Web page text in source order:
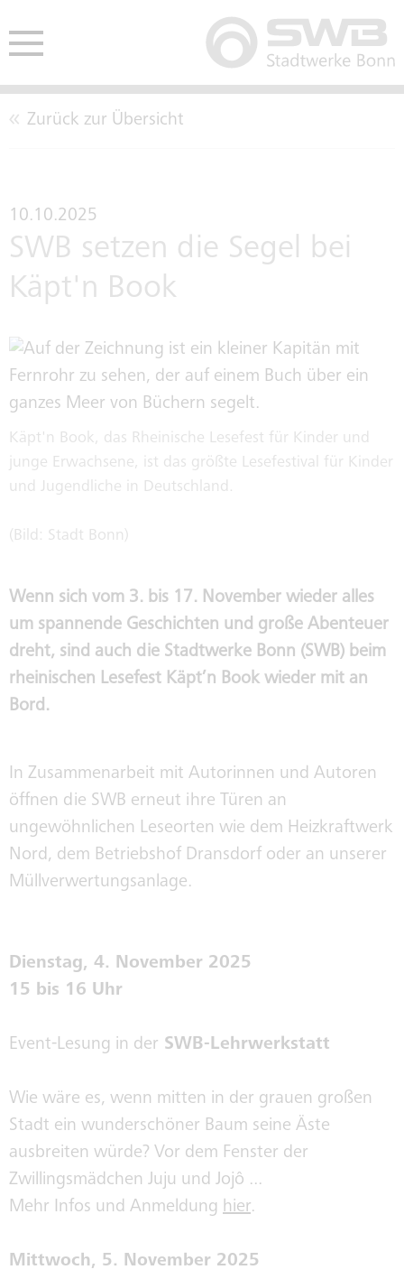
EINKAUFSBEDINGUNGEN
VERGABEGESETZ
IMMOBILIENVERKAUF /
VERMIETUNG
LEITBILD
KENNZAHLEN
AUFSICHTSRÄTE
INTERNE MELDESTELLE NACH
HINWEISGEBERSCHUTZGESETZ
SORGFALTSPFLICHTEN IN
NACHHALTIGKEITSREPORT
KLIMAWERKE
KONZERNGESELLSCHAFTEN
INTEGRITÄT
Zurück zur Übersicht
10.10.2025
SWB setzen die Segel bei
Käpt'n Book
Käpt'n Book, das Rheinische Lesefest für Kinder und
junge Erwachsene, ist das größte Lesefestival für Kinder
und Jugendliche in Deutschland.
(Bild: Stadt Bonn)
Wenn sich vom 3. bis 17. November wieder alles
um spannende Geschichten und große Abenteuer
dreht, sind auch die Stadtwerke Bonn (SWB) beim
rheinischen Lesefest Käpt’n Book wieder mit an
Bord.
In Zusammenarbeit mit Autorinnen und Autoren
öffnen die SWB erneut ihre Türen an
ungewöhnlichen Leseorten wie dem Heizkraftwerk
Nord, dem Betriebshof Dransdorf oder an unserer
Müllverwertungsanlage.
Dienstag, 4. November 2025
15 bis 16 Uhr
Event-Lesung in der SWB-Lehrwerkstatt
Wie wäre es, wenn mitten in der grauen großen
Stadt ein wunderschöner Baum seine Äste
ausbreiten würde? Vor dem Fenster der
Zwillingsmädchen Juju und Jojô ...
Mehr Infos und Anmeldung hier.
Mittwoch, 5. November 2025